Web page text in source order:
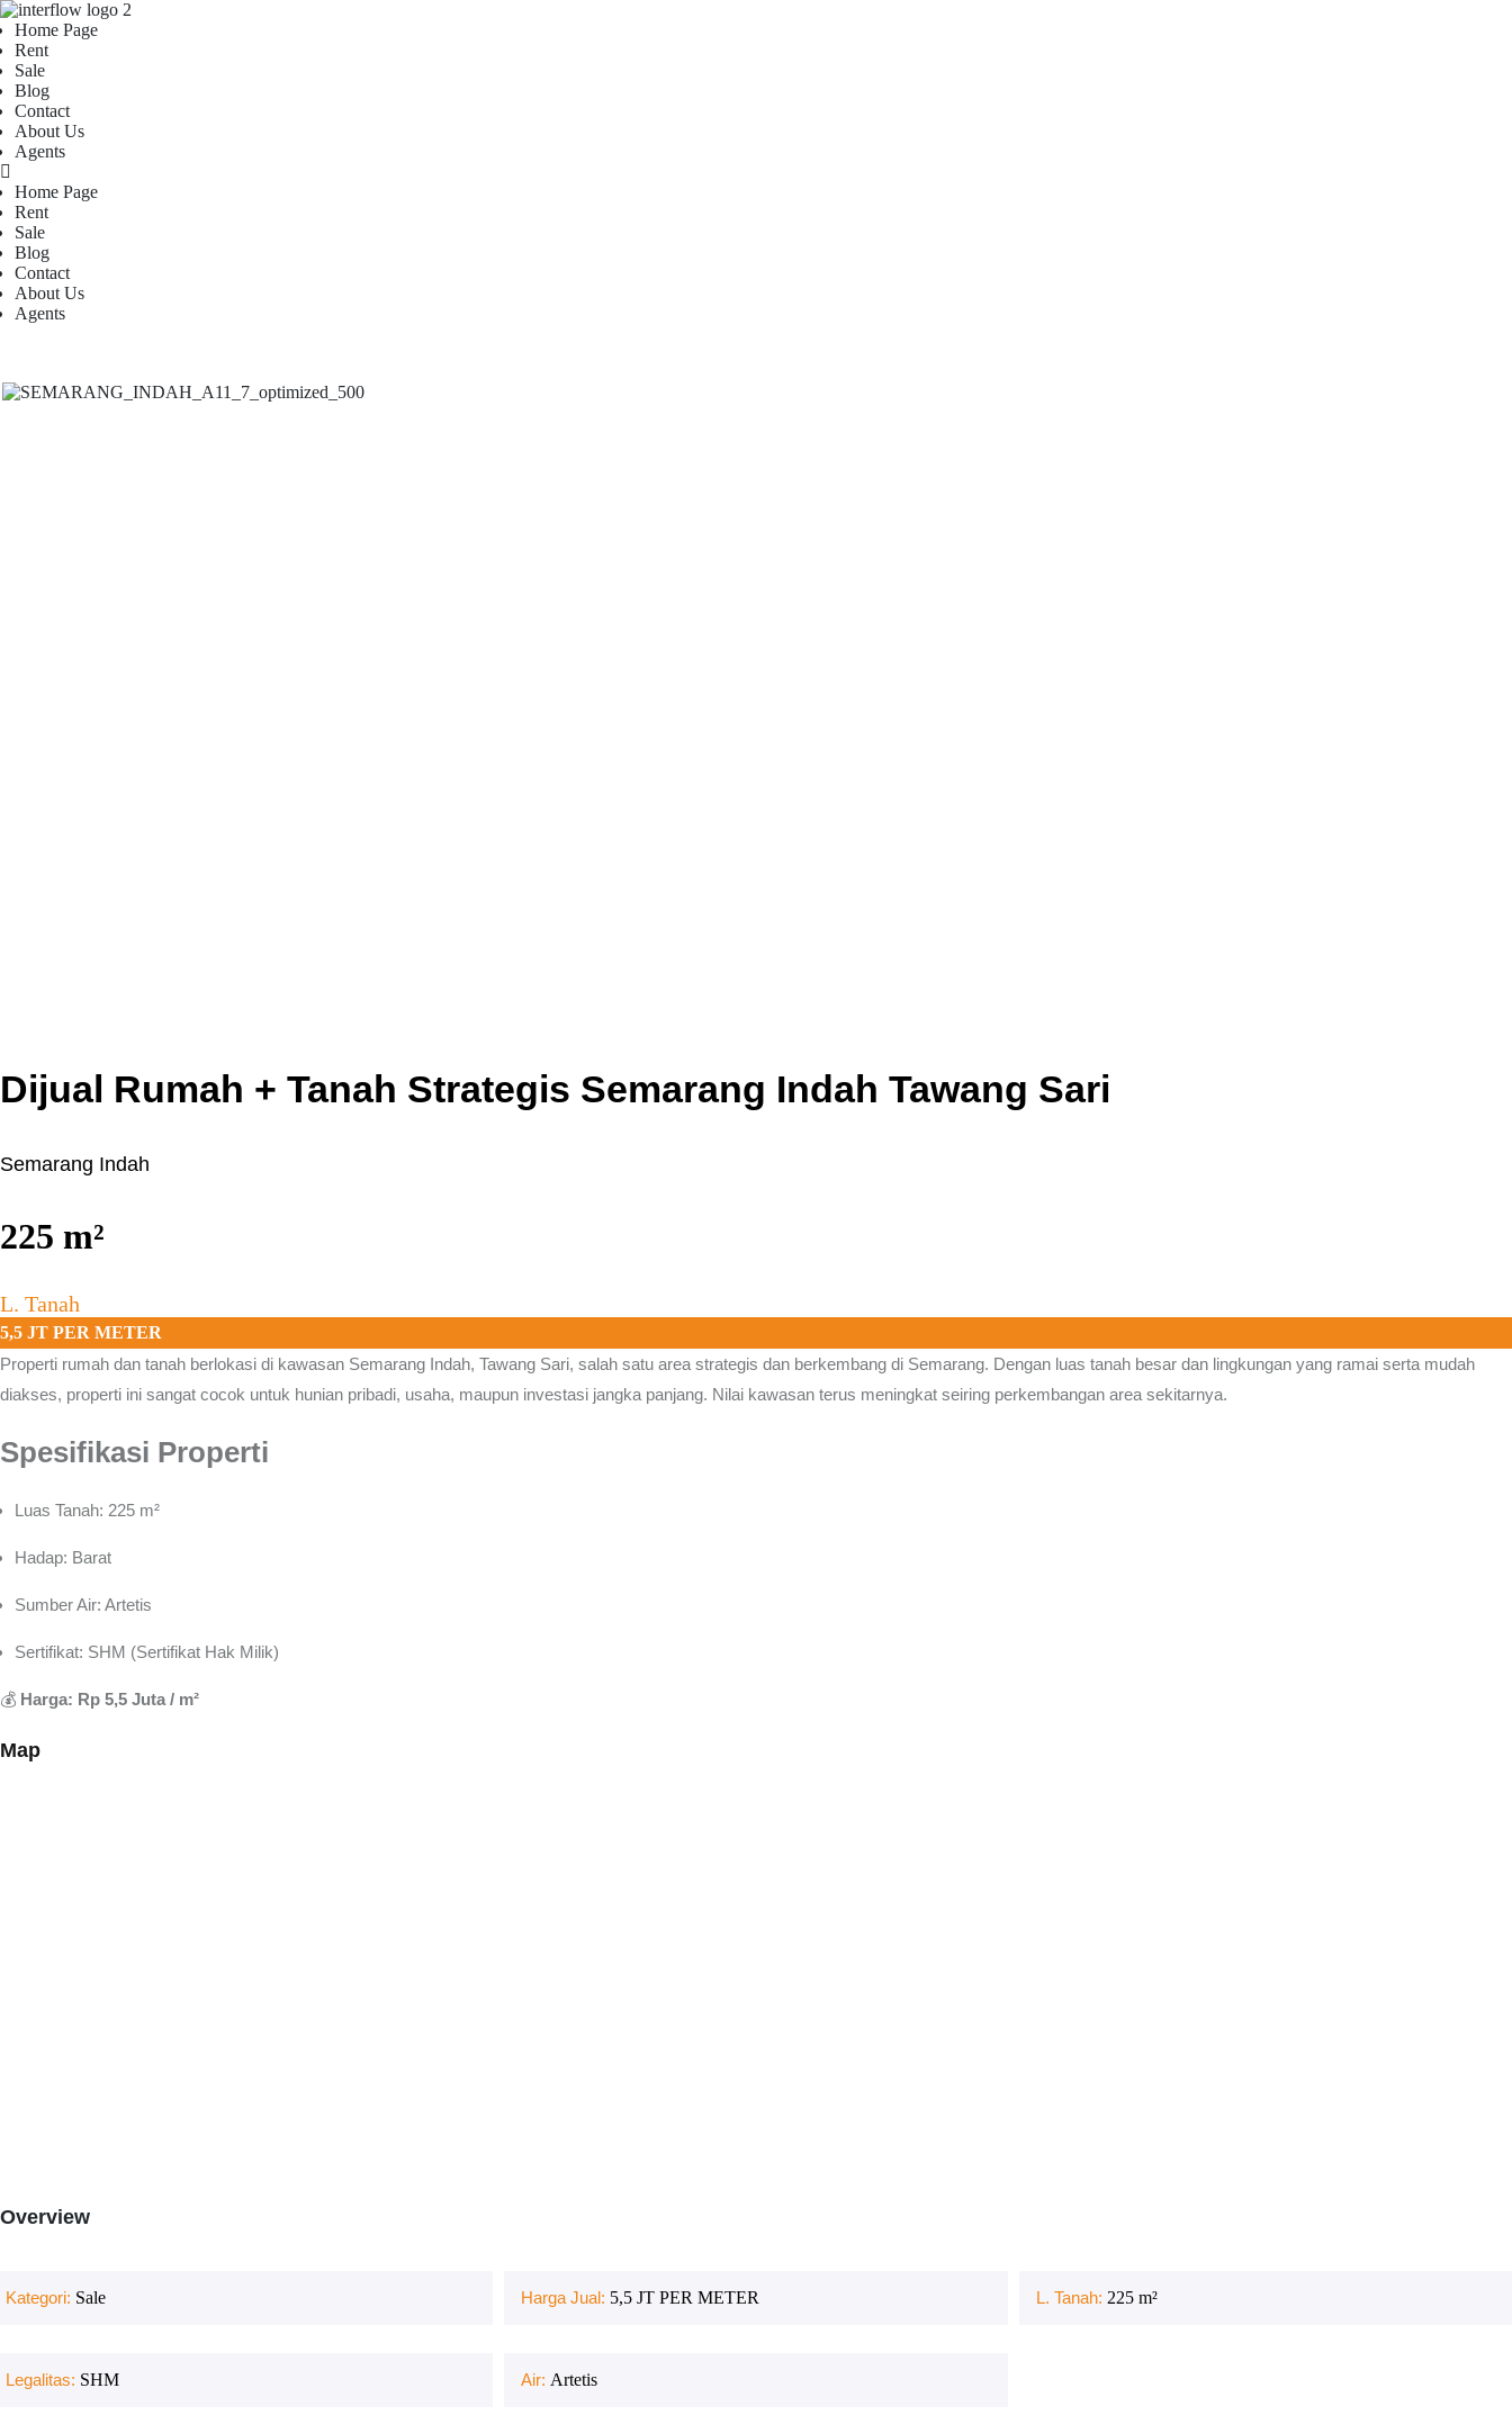
Home Page
Rent
Sale
Blog
Contact
About Us
Agents
Home Page
Rent
Sale
Blog
Contact
About Us
Agents
Dijual Rumah + Tanah Strategis Semarang Indah Tawang Sari
Semarang Indah
225 m²
L. Tanah
5,5 JT PER METER
Properti rumah dan tanah berlokasi di kawasan Semarang Indah, Tawang Sari, salah satu area strategis dan berkembang di Semarang. Dengan luas tanah besar dan lingkungan yang ramai serta mudah
diakses, properti ini sangat cocok untuk hunian pribadi, usaha, maupun investasi jangka panjang. Nilai kawasan terus meningkat seiring perkembangan area sekitarnya.
Spesifikasi Properti
Luas Tanah: 225 m²
Hadap: Barat
Sumber Air: Artetis
Sertifikat: SHM (Sertifikat Hak Milik)
💰 Harga: Rp 5,5 Juta / m²
Map
Overview
Kategori: Sale Harga Jual: 5,5 JT PER METER L. Tanah: 225 m²
Legalitas: SHM Air: Artetis